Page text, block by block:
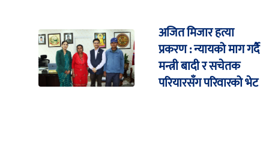
अजित मिजार हत्या
प्रकरण : न्यायको माग गर्दै
मन्त्री बादी र सचेतक
परियारसँग परिवारको भेट